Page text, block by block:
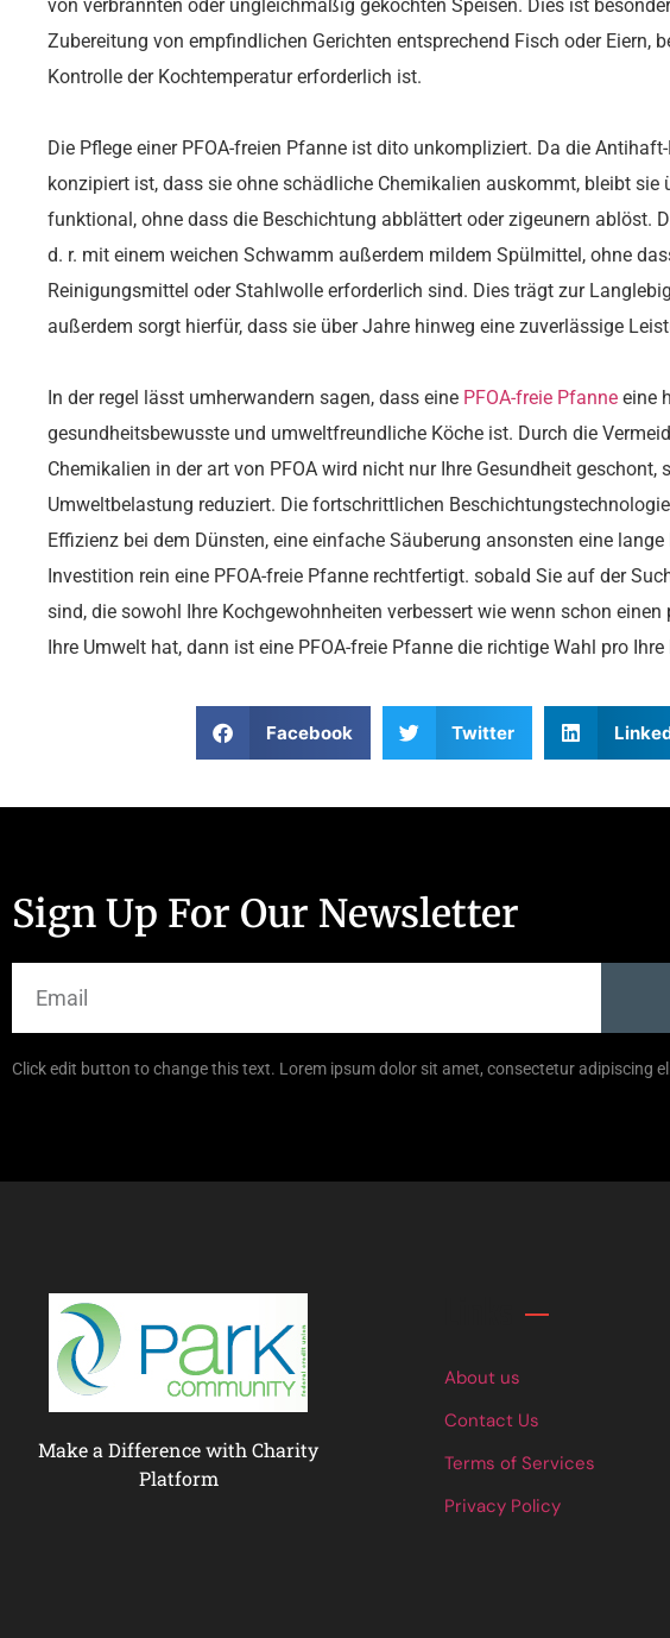
von verbrannten oder ungleichmäßig gekochten Speisen. Dies ist
Zubereitung von empfindlichen Gerichten entsprechend Fisch oder Eiern,
Kontrolle der Kochtemperatur erforderlich ist.
Die Pflege einer PFOA-freien Pfanne ist dito unkompliziert. Da die
konzipiert ist, dass sie ohne schädliche Chemikalien auskommt, bleibt sie
funktional, ohne dass die Beschichtung abblättert oder zigeunern ablöst.
d. r. mit einem weichen Schwamm außerdem mildem Spülmittel, ohne
Reinigungsmittel oder Stahlwolle erforderlich sind. Dies trägt zur
außerdem sorgt hierfür, dass sie über Jahre hinweg eine zuverlässige
In der regel lässt umherwandern sagen, dass eine PFOA-freie Pfanne eine
gesundheitsbewusste und umweltfreundliche Köche ist. Durch die
Chemikalien in der art von PFOA wird nicht nur Ihre Gesundheit geschont,
Umweltbelastung reduziert. Die fortschrittlichen
Effizienz bei dem Dünsten, eine einfache Säuberung ansonsten eine lange
Investition rein eine PFOA-freie Pfanne rechtfertigt. sobald Sie auf der
sind, die sowohl Ihre Kochgewohnheiten verbessert wie wenn schon
Ihre Umwelt hat, dann ist eine PFOA-freie Pfanne die richtige Wahl pro
Facebook Twitter
Sign Up For Our Newsletter
Click edit button to change this text. Lorem ipsum dolor sit amet, consectetur adipiscing
Make a Difference with Charity
Platform
About us
Contact Us
Terms of Services
Privacy Policy